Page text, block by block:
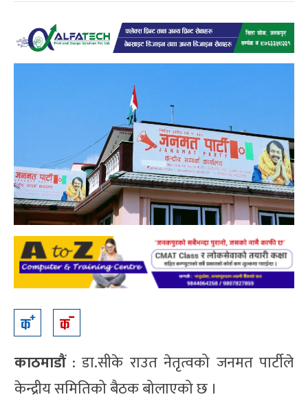
काठमाडौं: डा.सीके राउत नेतृत्वको जनमत पार्टीले
केन्द्रीय समितिको बैठक बोलाएको छ ।